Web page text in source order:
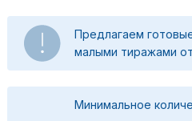
Предлагаем
малыми тиражами
Минимальное